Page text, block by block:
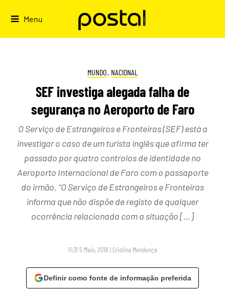
Menu
MUNDO, NACIONAL
SEF investiga alegada falha de
segurança no Aeroporto de Faro
O Serviço de Estrangeiros e Fronteiras (SEF) está a
investigar o caso de um turista inglês que afirma ter
passado por quatro controlos de identidade no
Aeroporto Internacional de Faro com o passaporte
do irmão. “O Serviço de Estrangeiros e Fronteiras
informa que não dispõe de registo de qualquer
ocorrência relacionada com a situação […]
11:31 5 Maio, 2016 | Cristina Mendonça
Definir como fonte de informação preferida